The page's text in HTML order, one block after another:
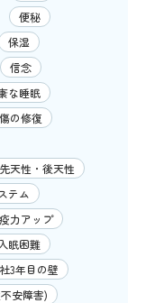
便秘
保湿
信念
な睡眠
傷の修復
先天性・後天性
テム
力アップ
入眠困難
3年目の壁
安障害)